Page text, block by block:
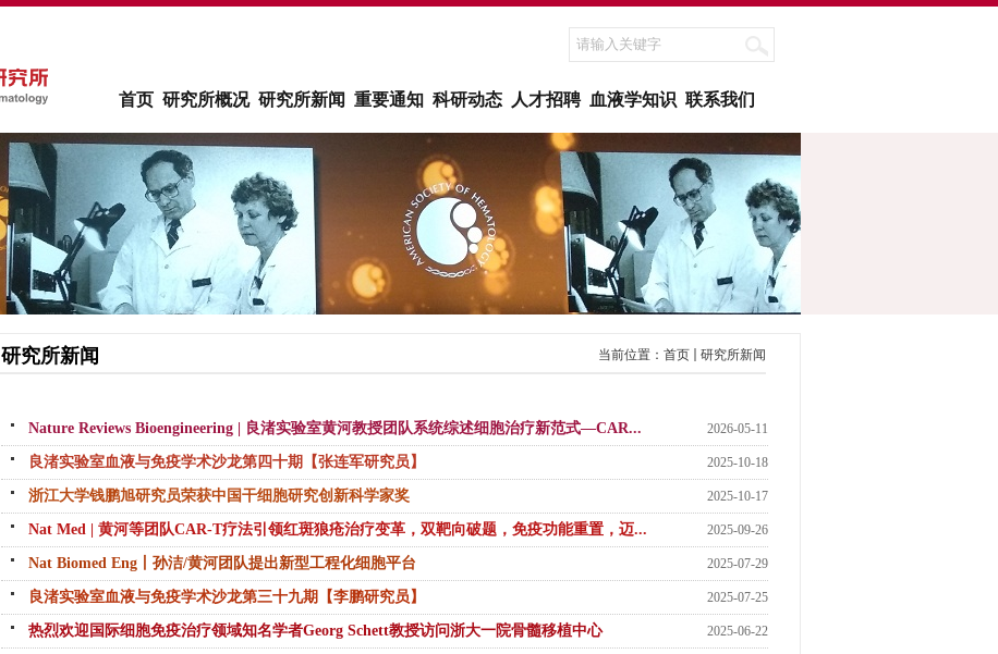
首页 研究所概况 研究所新闻 重要通知 科研动态 人才招聘 血液学知识 联系我们
研究所新闻 当前位置：首页 研究所新闻
Nature Reviews Bioengineering | 良渚实验室黄河教授团队系统综述细胞治疗新范式—CAR... 2026-05-11
良渚实验室血液与免疫学术沙龙第四十期【张连军研究员】 2025-10-18
浙江大学钱鹏旭研究员荣获中国干细胞研究创新科学家奖 2025-10-17
Nat Med | 黄河等团队CAR-T疗法引领红斑狼疮治疗变革，双靶向破题，免疫功能重置，迈... 2025-09-26
Nat Biomed Eng丨孙洁/黄河团队提出新型工程化细胞平台 2025-07-29
良渚实验室血液与免疫学术沙龙第三十九期【李鹏研究员】 2025-07-25
热烈欢迎国际细胞免疫治疗领域知名学者Georg Schett教授访问浙大一院骨髓移植中心 2025-06-22